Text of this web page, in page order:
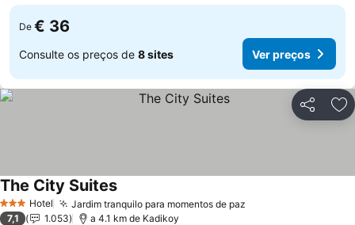
De € 36
Consulte os preços de 8 sites Ver preços
Partilhar
3 EstrelasHotel Jardim tranquilo para momentos de paz
The City Suites
7,1 1.053 a 4.1 km de Kadikoy